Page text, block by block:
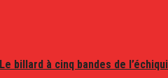
billard à cinq bandes de